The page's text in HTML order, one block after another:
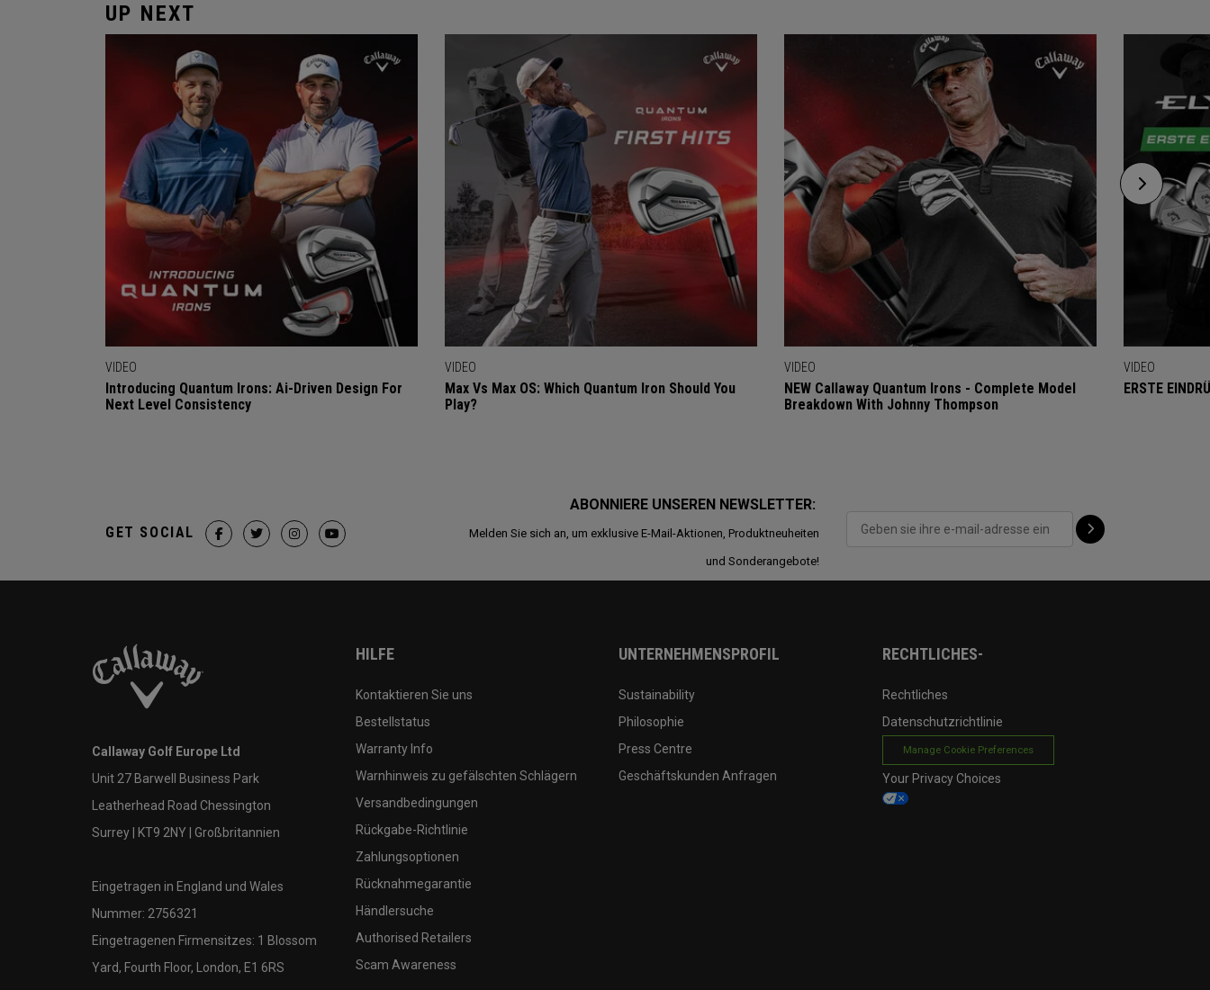
UP NEXT
VIDEO
Introducing Quantum Irons: Ai-Driven Design For
Next Level Consistency
VIDEO
Max Vs Max OS: Which Quantum Iron Should You
Play?
VIDEO
NEW Callaway Quantum Irons - Complete Model
Breakdown With Johnny Thompson
VIDEO
ERSTE
ABONNIERE UNSEREN NEWSLETTER:
Melden Sie sich an, um exklusive E-Mail-Aktionen, Produktneuheiten
und Sonderangebote!
GET SOCIAL
Callaway Golf Europe Ltd
Unit 27 Barwell Business Park
Leatherhead Road Chessington
Surrey | KT9 2NY | Großbritannien
Eingetragen in England und Wales
Nummer: 2756321
Eingetragenen Firmensitzes: 1 Blossom
Yard, Fourth Floor, London, E1 6RS
HILFE
Kontaktieren Sie uns
Bestellstatus
Warranty Info
Warnhinweis zu gefälschten Schlägern
Versandbedingungen
Rückgabe-Richtlinie
Zahlungsoptionen
Rücknahmegarantie
Händlersuche
Authorised Retailers
Scam Awareness
UNTERNEHMENSPROFIL
Sustainability
Philosophie
Press Centre
Geschäftskunden Anfragen
RECHTLICHES-
Rechtliches
Datenschutzrichtlinie
Manage Cookie Preferences
Your Privacy Choices